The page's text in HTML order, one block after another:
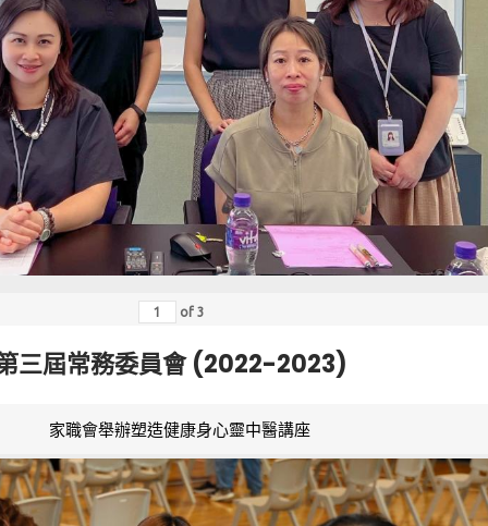
of 3
三屆常務委員會 (2022-2023)
家職會舉辦塑造健康身心靈中醫講座